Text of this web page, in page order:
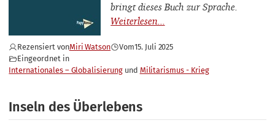
bringt dieses Buch zur Sprache.
Rezensiert vonMiri Watson Vom15. Juli 2025
Eingeordnet in
Internationales – Globalisierung
Militarismus - Krieg
Inseln des Überlebens